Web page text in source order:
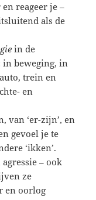
reageer je –
als de
in de
beweging, in
trein en
en
van ‘er-zijn’, en
gevoel je te
‘ikken’.
– ook
ze
en oorlog